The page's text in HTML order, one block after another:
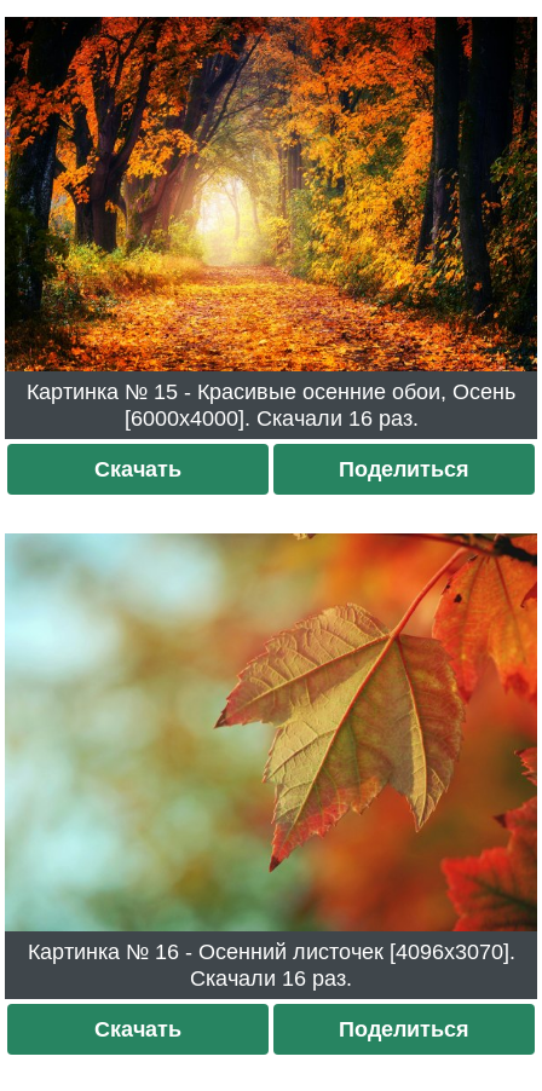
Картинка № 15 - Красивые осенние обои, Осень
[6000x4000]. Скачали 16 раз.
Скачать Поделиться
Картинка № 16 - Осенний листочек [4096x3070].
Скачали 16 раз.
Скачать Поделиться